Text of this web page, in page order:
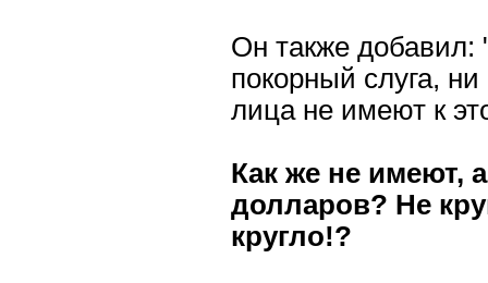
Он также
покорный слуга,
лица не имеют к
Как же не имеют,
долларов? Не
кругло!?